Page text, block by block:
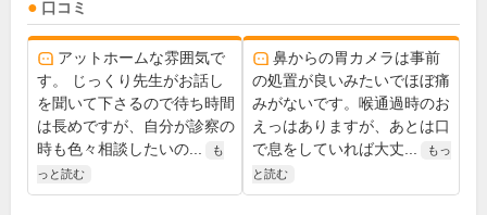
口コミ
アットホームな雰囲気で
す。 じっくり先生がお話し
を聞いて下さるので待ち時間
は長めですが、自分が診察の
時も色々相談したいの...
も
っと読む
鼻からの胃カメラは事前
の処置が良いみたいでほぼ痛
みがないです。喉通過時のお
えっはありますが、あとは口
で息をしていれば大丈...
もっ
と読む